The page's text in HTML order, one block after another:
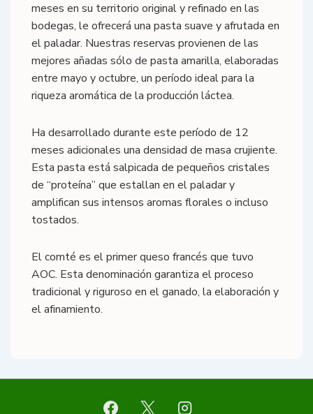
meses en su territorio original y refinado en las
bodegas, le ofrecerá una pasta suave y afrutada en
el paladar. Nuestras reservas provienen de las
mejores añadas sólo de pasta amarilla, elaboradas
entre mayo y octubre, un período ideal para la
riqueza aromática de la producción láctea.
Ha desarrollado durante este período de 12
meses adicionales una densidad de masa crujiente.
Esta pasta está salpicada de pequeños cristales
de “proteína” que estallan en el paladar y
amplifican sus intensos aromas florales o incluso
tostados.
El comté es el primer queso francés que tuvo
AOC. Esta denominación garantiza el proceso
tradicional y riguroso en el ganado, la elaboración y
el afinamiento.